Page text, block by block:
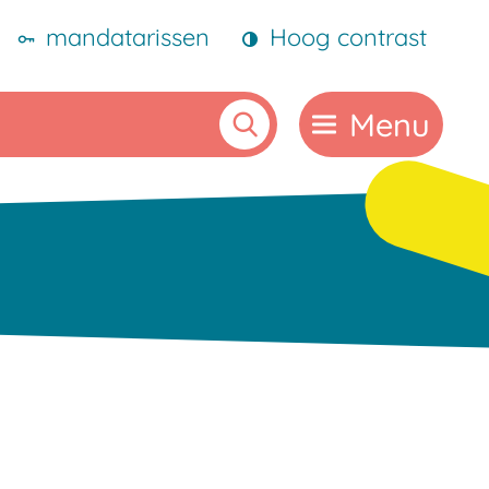
mandatarissen Hoog contrast
Zoeken Menu